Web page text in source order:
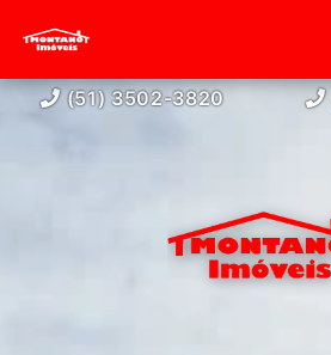
(51) 3502-3820